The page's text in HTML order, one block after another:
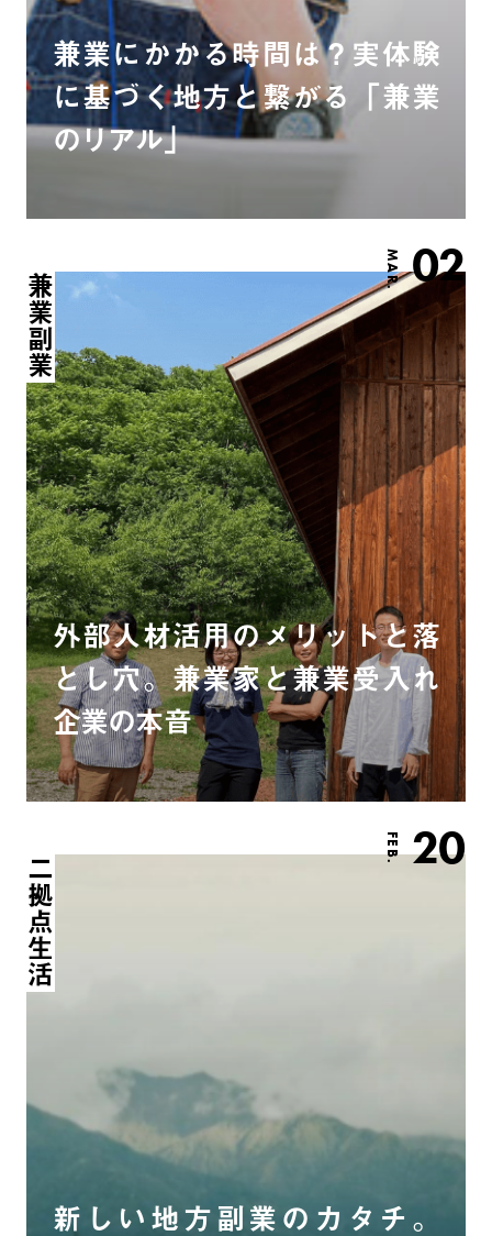
兼業にかかる時間は？実体験
に基づく地方と繋がる「兼業
のリアル」
MAR. 02
兼業副業
外部人材活用のメリットと落
とし穴。兼業家と兼業受入れ
企業の本音
FEB. 20
二拠点生活
新しい地方副業のカタチ。